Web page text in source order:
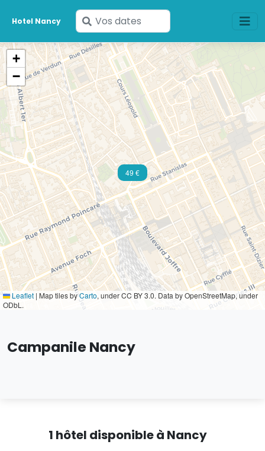
Hotel Nancy
Saisissez
vos
dates
49 €
+
−
Leaflet | Map tiles byCarto, under CC BY 3.0. Data by OpenStreetMap, under
ODbL.
Campanile Nancy
1 hôtel disponible à Nancy